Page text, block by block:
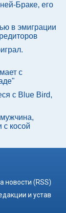
Браке, его
в эмиграции
с
с Blue Bird,
косой
новости (RSS)
и устав